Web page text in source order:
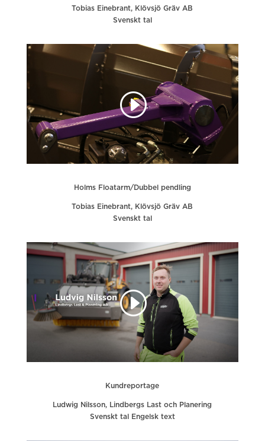
Tobias Einebrant, Klövsjö Gräv AB
Svenskt tal
Holms Floatarm/Dubbel pendling
Tobias Einebrant, Klövsjö Gräv AB
Svenskt tal
Kundreportage
Ludwig Nilsson, Lindbergs Last och Planering
Svenskt tal Engelsk text